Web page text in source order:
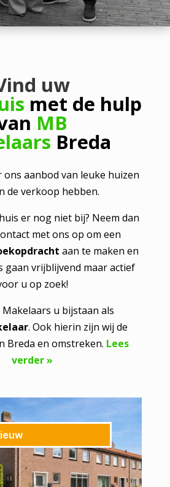
uw
met de hulp
MB
Breda
aanbod van leuke huizen
de verkoop hebben.
er nog niet bij? Neem dan
met ons op om een
aan te maken en
gaan vrijblijvend maar actief
u op zoek!
u bijstaan als
. Ook hierin zijn wij de
Breda en omstreken. Lees
verder »